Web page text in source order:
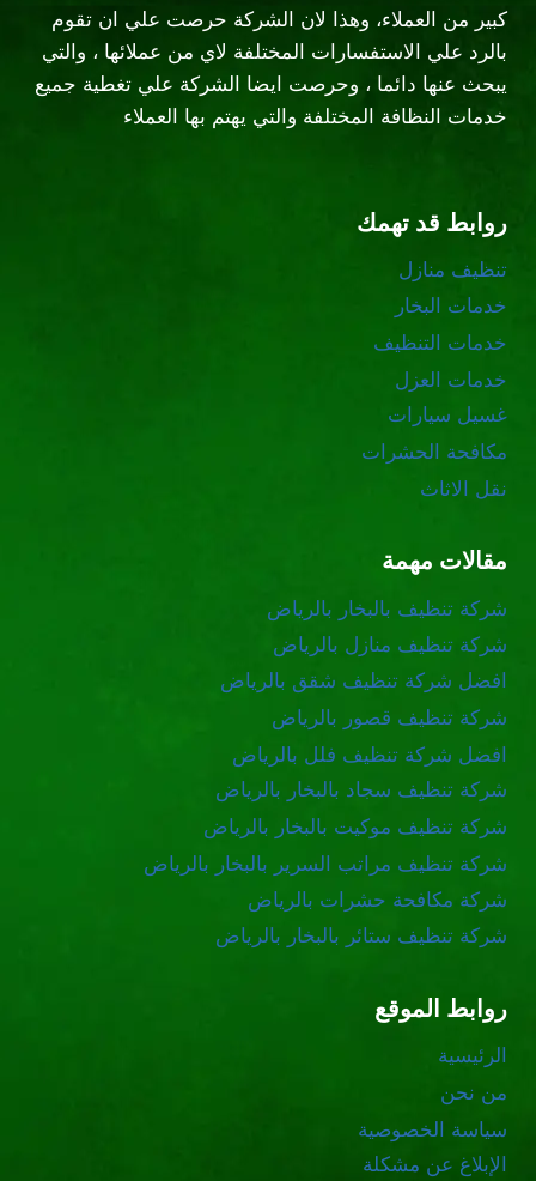
كبير من العملاء، وهذا لان الشركة حرصت علي ان تقوم
بالرد علي الاستفسارات المختلفة لاي من عملائها ، والتي
يبحث عنها دائما ، وحرصت ايضا الشركة علي تغطية جميع
خدمات النظافة المختلفة والتي يهتم بها العملاء
روابط قد تهمك
تنظيف منازل
خدمات البخار
خدمات التنظيف
خدمات العزل
غسيل سيارات
مكافحة الحشرات
نقل الاثاث
مقالات مهمة
شركة تنظيف بالبخار بالرياض
شركة تنظيف منازل بالرياض
افضل شركة تنظيف شقق بالرياض
شركة تنظيف قصور بالرياض
افضل شركة تنظيف فلل بالرياض
شركة تنظيف سجاد بالبخار بالرياض
شركة تنظيف موكيت بالبخار بالرياض
شركة تنظيف مراتب السرير بالبخار بالرياض
شركة مكافحة حشرات بالرياض
شركة تنظيف ستائر بالبخار بالرياض
روابط الموقع
الرئيسية
من نحن
سياسة الخصوصية
الإبلاغ عن مشكلة